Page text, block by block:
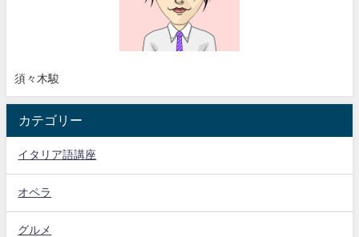
須々木駿
カテゴリー
イタリア語講座
オペラ
グルメ